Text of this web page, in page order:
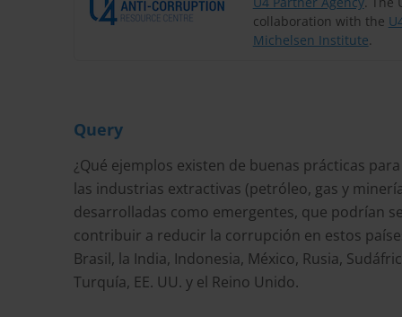
collaboration with the
Michelsen Institute.
Query
¿Qué ejemplos existen de buenas prácticas
las industrias extractivas (petróleo, gas y
desarrolladas como emergentes, que podrían
contribuir a reducir la corrupción en estos
Brasil, la India, Indonesia, México, Rusia,
Turquía, EE. UU. y el Reino Unido.